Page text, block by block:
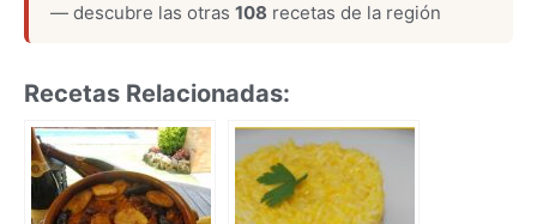
— descubre las otras 108 recetas de la región
Recetas Relacionadas: